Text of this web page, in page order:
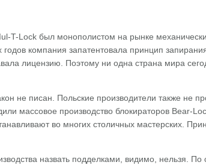
T-Lock был монополистом на рынке
годов компания запатентовала принцип
лицензию. Поэтому ни одна страна мира
не писан. Польские производители также не
массовое производство блокираторов Bear-
во многих столичных мастерских.
назвать подделками, видимо, нельзя. По